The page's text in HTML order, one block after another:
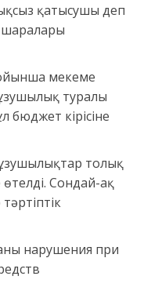
қатысушы деп
шаралары
мекеме
туралы
кірісіне
толық
Сондай-ақ
нарушения при